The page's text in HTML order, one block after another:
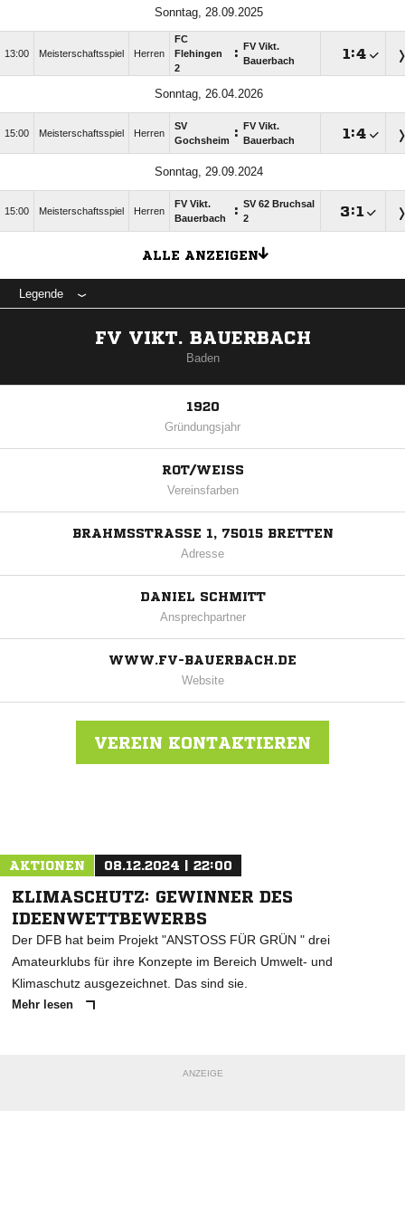
Sonntag, 28.09.2025
13:00 Meisterschaftsspiel Herren
FC
Flehingen
2
:
FV Vikt.
Bauerbach
:
Sonntag, 26.04.2026
15:00 Meisterschaftsspiel Herren
SV
Gochsheim :
FV Vikt.
Bauerbach
:
Sonntag, 29.09.2024
15:00 Meisterschaftsspiel Herren
FV Vikt.
Bauerbach
: SV 62 Bruchsal
2
:
ALLE ANZEIGEN
Legende
FV VIKT. BAUERBACH
Baden
1920
Gründungsjahr
ROT/WEISS
Vereinsfarben
BRAHMSSTRASSE 1, 75015 BRETTEN
Adresse
DANIEL SCHMITT
Ansprechpartner
WWW.FV-BAUERBACH.DE
Website
VEREIN KONTAKTIEREN
AKTIONEN 08.12.2024 | 22:00
KLIMASCHUTZ: GEWINNER DES
IDEENWETTBEWERBS
Der DFB hat beim Projekt "ANSTOSS FÜR GRÜN " drei
Amateurklubs für ihre Konzepte im Bereich Umwelt- und
Klimaschutz ausgezeichnet. Das sind sie.
Mehr lesen
ANZEIGE